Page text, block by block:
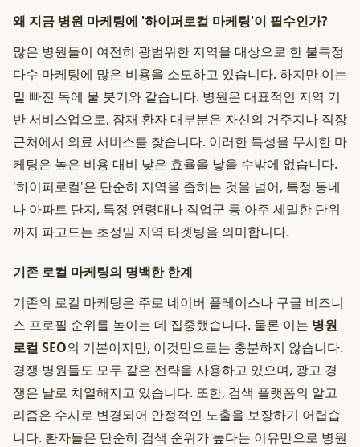
왜 지금 병원 마케팅에 '하이퍼로컬 마케팅'이 필수인가?
많은 병원들이 여전히 광범위한 지역을 대상으로 한 불특정
다수 마케팅에 많은 비용을 소모하고 있습니다. 하지만 이는
밑 빠진 독에 물 붓기와 같습니다. 병원은 대표적인 지역 기
반 서비스업으로, 잠재 환자 대부분은 자신의 거주지나 직장
근처에서 의료 서비스를 찾습니다. 이러한 특성을 무시한 마
케팅은 높은 비용 대비 낮은 효율을 낳을 수밖에 없습니다.
'하이퍼로컬'은 단순히 지역을 좁히는 것을 넘어, 특정 동네
나 아파트 단지, 특정 연령대나 직업군 등 아주 세밀한 단위
까지 파고드는 초정밀 지역 타겟팅을 의미합니다.
기존 로컬 마케팅의 명백한 한계
기존의 로컬 마케팅은 주로 네이버 플레이스나 구글 비즈니
스 프로필 순위를 높이는 데 집중했습니다. 물론 이는 병원
로컬 SEO의 기본이지만, 이것만으로는 충분하지 않습니다.
경쟁 병원들도 모두 같은 전략을 사용하고 있으며, 광고 경
쟁은 날로 치열해지고 있습니다. 또한, 검색 플랫폼의 알고
리즘은 수시로 변경되어 안정적인 노출을 보장하기 어렵습
니다. 환자들은 단순히 검색 순위가 높다는 이유만으로 병원